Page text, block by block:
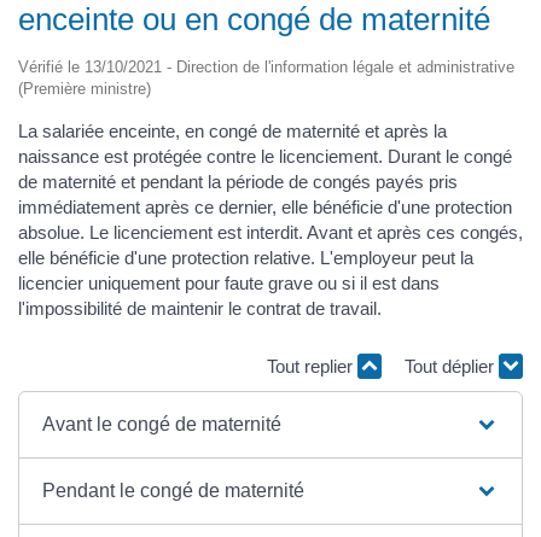
enceinte ou en congé de maternité
Vérifié le 13/10/2021 - Direction de l'information légale et administrative
(Première ministre)
La salariée enceinte, en congé de maternité et après la
naissance est protégée contre le licenciement. Durant le congé
de maternité et pendant la période de congés payés pris
immédiatement après ce dernier, elle bénéficie d'une protection
absolue. Le licenciement est interdit. Avant et après ces congés,
elle bénéficie d'une protection relative. L'employeur peut la
licencier uniquement pour faute grave ou si il est dans
l'impossibilité de maintenir le contrat de travail.
Tout replier Tout déplier
Avant le congé de maternité
Pendant le congé de maternité